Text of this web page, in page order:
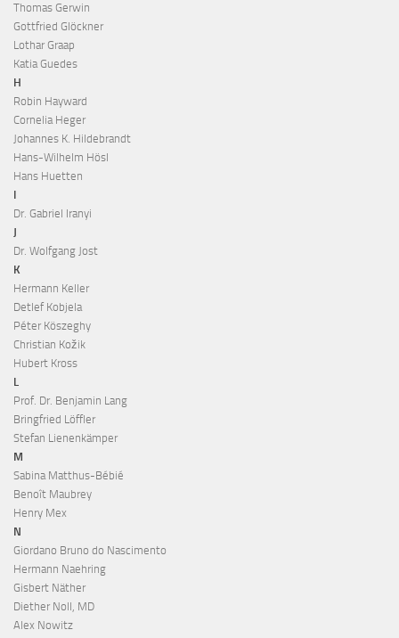
Thomas Gerwin
Gottfried Glöckner
Lothar Graap
Katia Guedes
H
Robin Hayward
Cornelia Heger
Johannes K. Hildebrandt
Hans-Wilhelm Hösl
Hans Huetten
I
Dr. Gabriel Iranyi
J
Dr. Wolfgang Jost
K
Hermann Keller
Detlef Kobjela
Péter Köszeghy
Christian Kožik
Hubert Kross
L
Prof. Dr. Benjamin Lang
Bringfried Löffler
Stefan Lienenkämper
M
Sabina Matthus-Bébié
Benoît Maubrey
Henry Mex
N
Giordano Bruno do Nascimento
Hermann Naehring
Gisbert Näther
Diether Noll, MD
Alex Nowitz